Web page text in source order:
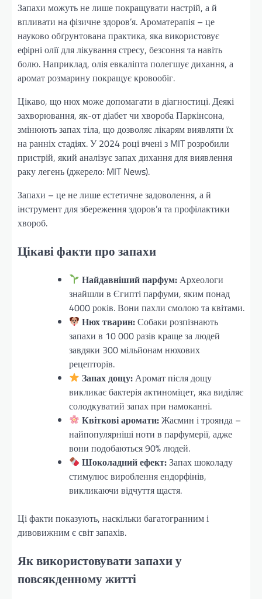
Запахи можуть не лише покращувати настрій, а й
впливати на фізичне здоров’я. Ароматерапія – це
науково обґрунтована практика, яка використовує
ефірні олії для лікування стресу, безсоння та навіть
болю. Наприклад, олія евкаліпта полегшує дихання, а
аромат розмарину покращує кровообіг.
Цікаво, що нюх може допомагати в діагностиці. Деякі
захворювання, як-от діабет чи хвороба Паркінсона,
змінюють запах тіла, що дозволяє лікарям виявляти їх
на ранніх стадіях. У 2024 році вчені з MIT розробили
пристрій, який аналізує запах дихання для виявлення
раку легень (джерело: MIT News).
Запахи – це не лише естетичне задоволення, а й
інструмент для збереження здоров’я та профілактики
хвороб.
Цікаві факти про запахи
Найдавніший парфум:Археологи
знайшли в Єгипті парфуми, яким понад
4000 років. Вони пахли смолою та квітами.
Нюх тварин:Собаки розпізнають
запахи в 10 000 разів краще за людей
завдяки 300 мільйонам нюхових
рецепторів.
Запах дощу:Аромат після дощу
викликає бактерія актиноміцет, яка виділяє
солодкуватий запах при намоканні.
Квіткові аромати:Жасмин і троянда –
найпопулярніші ноти в парфумерії, адже
вони подобаються 90% людей.
Шоколадний ефект:Запах шоколаду
стимулює вироблення ендорфінів,
викликаючи відчуття щастя.
Ці факти показують, наскільки багатогранним і
дивовижним є світ запахів.
Як використовувати запахи у
повсякденному житті